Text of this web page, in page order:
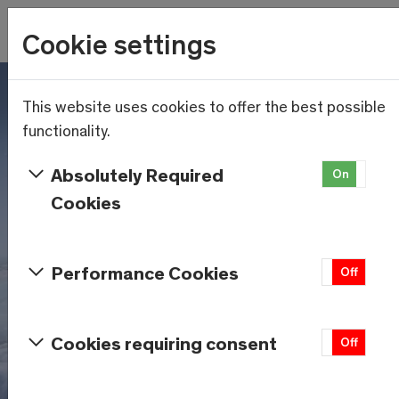
Skip to main content
11.3°C
Wetter
Cookie settings
This website uses cookies to offer the best possible
functionality.
Absolutely Required
Cookies
On
Performance Cookies Off
Cookies requiring consent Off